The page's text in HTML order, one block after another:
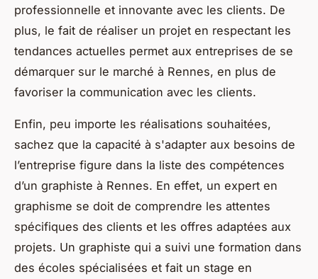
professionnelle et innovante avec les clients. De
plus, le fait de réaliser un projet en respectant les
tendances actuelles permet aux entreprises de se
démarquer sur le marché à Rennes, en plus de
favoriser la communication avec les clients.
Enfin, peu importe les réalisations souhaitées,
sachez que la capacité à s'adapter aux besoins de
l’entreprise figure dans la liste des compétences
d’un graphiste à Rennes. En effet, un expert en
graphisme se doit de comprendre les attentes
spécifiques des clients et les offres adaptées aux
projets. Un graphiste qui a suivi une formation dans
des écoles spécialisées et fait un stage en